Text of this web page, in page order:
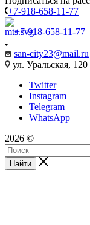
+7-918-658-11-77
+7-918-658-11-77
san-city23@mail.ru
ул. Уральская, 120
Twitter
Instagram
Telegram
WhatsApp
2026 ©
Найти